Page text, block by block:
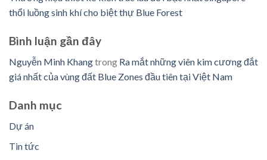
thổi luồng sinh khí cho biệt thự Blue Forest
Bình luận ​​gần đây
Nguyễn Minh Khangtrong Ra mắt những viên kim cương đắt
giá nhất của vùng đất Blue Zones đầu tiên tại Việt Nam
Danh mục
Dự án
Tin tức